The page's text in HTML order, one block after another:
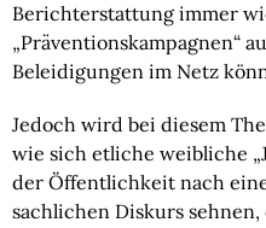
Berichterstattung immer
„Präventionskampagnen“
Beleidigungen im Netz
Jedoch wird bei diesem
wie sich etliche weibliche
der Öffentlichkeit nach
sachlichen Diskurs